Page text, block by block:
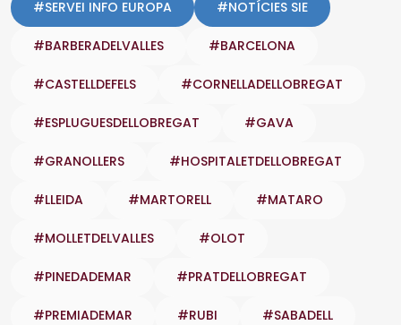
#SERVEI INFO EUROPA #NOTÍCIES SIE
#BARBERADELVALLES #BARCELONA
#CASTELLDEFELS #CORNELLADELLOBREGAT
#ESPLUGUESDELLOBREGAT #GAVA
#GRANOLLERS #HOSPITALETDELLOBREGAT
#LLEIDA #MARTORELL #MATARO
#MOLLETDELVALLES #OLOT
#PINEDADEMAR #PRATDELLOBREGAT
#PREMIADEMAR #RUBI #SABADELL